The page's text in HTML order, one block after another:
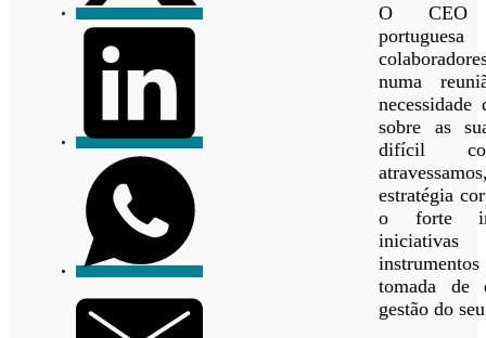
O CEO
numa
sobre as
difícil
estratégia
o forte
tomada de
gestão do